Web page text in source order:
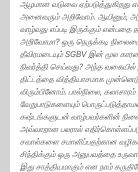
ஆழமான வடுவை ஏற்படுத்துகிறது
அனைவரும் அறிவோம். ஆயினும்,
வாழ்வது எப்படி இருக்கும்
அறிவோமா? ஒரு நெருக்கடி
தீவிரமடையும் SGBV இன் மூல
நிவர்த்தி செய்வது? அந்த
திட்டத்தை வித்தியாசமாக
விரும்பினோம். பால்நிலை,
வேறுபாடுகளையும்
கஷ்டங்களுடன் வாழ்பவர்களின்
அவ்வாறான பலரால்
சவால்களை சமாளிப்பதற்கான
சிந்திக்கும் ஒரு அனுபவத்தை
இது சாத்தியமாகும் என நாம்